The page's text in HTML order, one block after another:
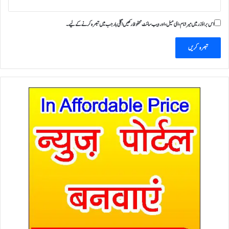
اس براؤزر میں میرا نام، ای میل، اور ویب سائٹ محفوظ رکھیں اگلی بار جب میں تبصرہ کرنے کےلیے۔